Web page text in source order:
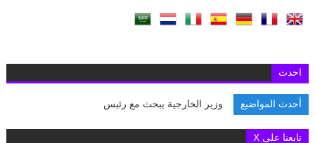
احدث
أحدث المواضيع وزير الخارجية يبحث مع رئيس الوزر
تابعنا على X